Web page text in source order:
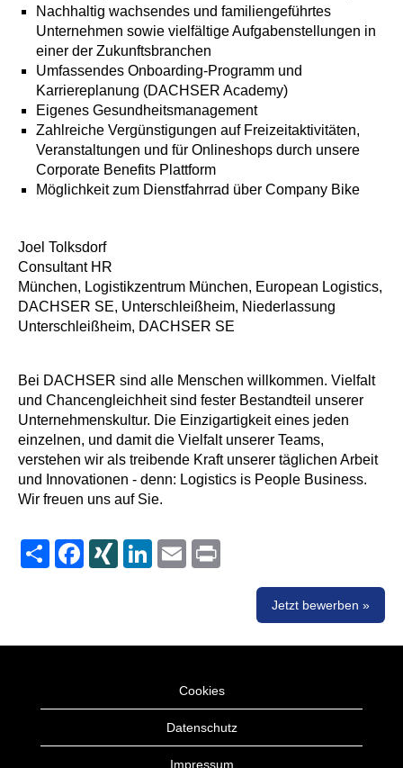
Nachhaltig wachsendes und familiengeführtes
Unternehmen sowie vielfältige Aufgabenstellungen in
einer der Zukunftsbranchen
Umfassendes Onboarding-Programm und
Karriereplanung (DACHSER Academy)
Eigenes Gesundheitsmanagement
Zahlreiche Vergünstigungen auf Freizeitaktivitäten,
Veranstaltungen und für Onlineshops durch unsere
Corporate Benefits Plattform
Möglichkeit zum Dienstfahrrad über Company Bike
Joel Tolksdorf
Consultant HR
München, Logistikzentrum München, European Logistics,
DACHSER SE, Unterschleißheim, Niederlassung
Unterschleißheim, DACHSER SE
Bei DACHSER sind alle Menschen willkommen. Vielfalt
und Chancengleichheit sind fester Bestandteil unserer
Unternehmenskultur. Die Einzigartigkeit eines jeden
einzelnen, und damit die Vielfalt unserer Teams,
verstehen wir als treibende Kraft unserer täglichen Arbeit
und Innovationen - denn: Logistics is People Business.
Wir freuen uns auf Sie.
Share FacebookXING LinkedInEmail
Jetzt bewerben »
Cookies
Datenschutz
Impressum